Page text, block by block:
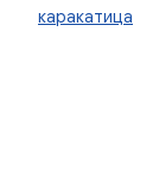
каракатица